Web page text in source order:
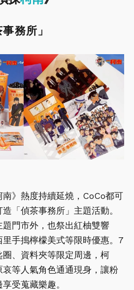
務所」
》熱度持續延燒，CoCo都可
「偵茶事務所」主題活動。
門市外，也祭出紅柚雙響
手搗檸檬美式等限時優惠。7
圈、資料夾等限定周邊，柯
等人氣角色通通現身，讓粉
受蒐藏樂趣。